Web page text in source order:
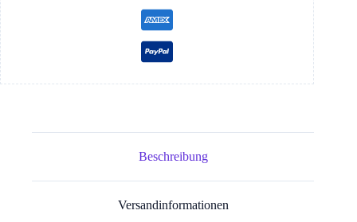
Beschreibung
Versandinformationen